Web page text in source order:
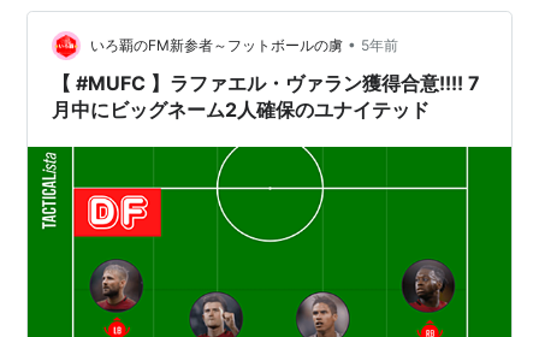
いろ覇のFM新参者～フットボールの虜 • 5年前
【 #MUFC 】ラファエル・ヴァラン獲得合意!!!! 7
月中にビッグネーム2人確保のユナイテッド